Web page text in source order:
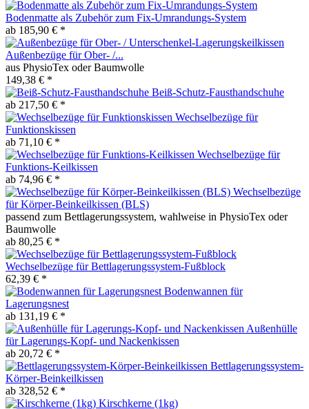
Bodenmatte als Zubehör zum Fix-Umrandungs-System
ab 185,90 € *
Außenbezüge für Ober- /...
aus PhysioTex oder Baumwolle
149,38 € *
Beiß-Schutz-Fausthandschuhe
ab 217,50 € *
Wechselbezüge für
Funktionskissen
ab 71,10 € *
Wechselbezüge für
Funktions-Keilkissen
ab 74,96 € *
Wechselbezüge
für Körper-Beinkeilkissen (BLS)
passend zum Bettlagerungssystem, wahlweise in PhysioTex oder
Baumwolle
ab 80,25 € *
Wechselbezüge für Bettlagerungssystem-Fußblock
62,39 € *
Bodenwannen für
Lagerungsnest
ab 131,19 € *
Außenhülle
für Lagerungs-Kopf- und Nackenkissen
ab 20,72 € *
Bettlagerungssystem-
Körper-Beinkeilkissen
ab 328,52 € *
Kirschkerne (1kg)